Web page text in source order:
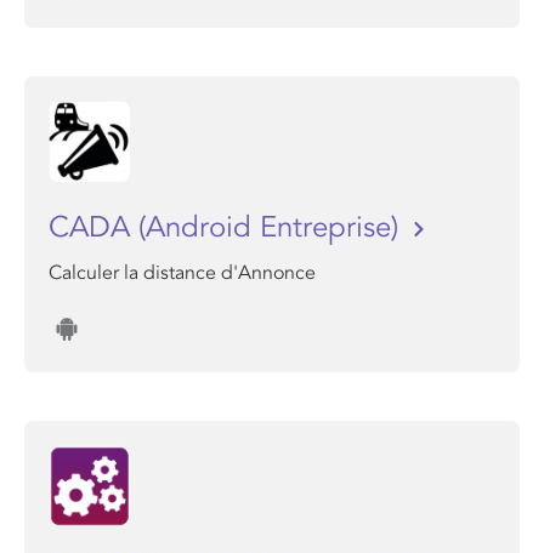
CADA (Android Entreprise)
Calculer la distance d'Annonce